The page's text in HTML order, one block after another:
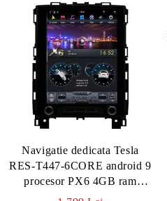
Navigatie dedicata Tesla
RES-T447-6CORE android 9
procesor PX6 4GB ram
internet Renault Megane 4